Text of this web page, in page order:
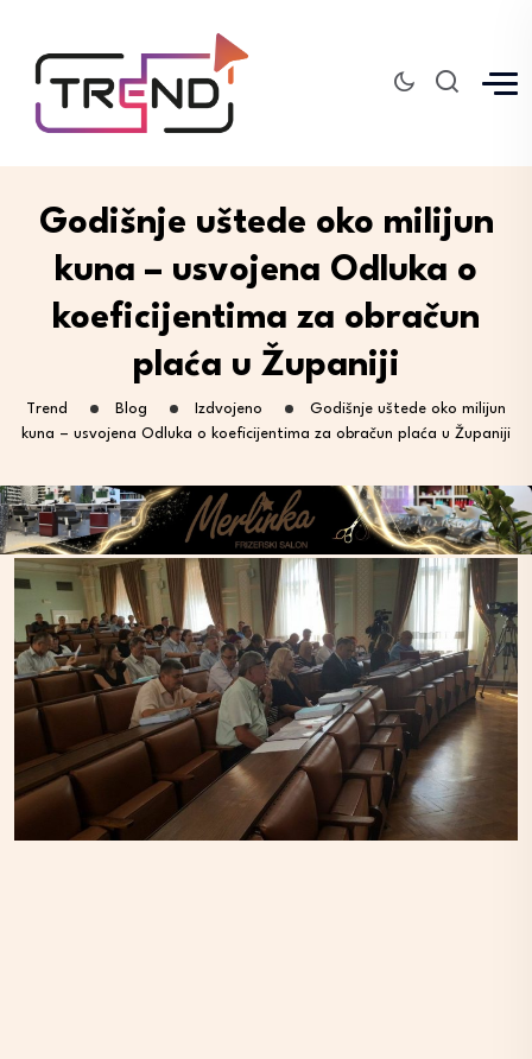
Godišnje uštede oko milijun
kuna – usvojena Odluka o
koeficijentima za obračun
plaća u Županiji
Trend Blog Izdvojeno
Godišnje uštede oko milijun
kuna – usvojena Odluka o koeficijentima za obračun plaća u Županiji